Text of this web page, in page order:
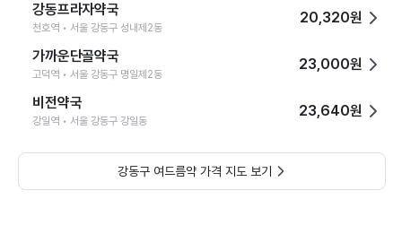
강동프라자약국
천호역 • 서울 강동구 성내제2동
20,320원
가까운단골약국
고덕역 • 서울 강동구 명일제2동
23,000원
비전약국
강일역 • 서울 강동구 강일동
23,640원
강동구 여드름약 가격 지도 보기